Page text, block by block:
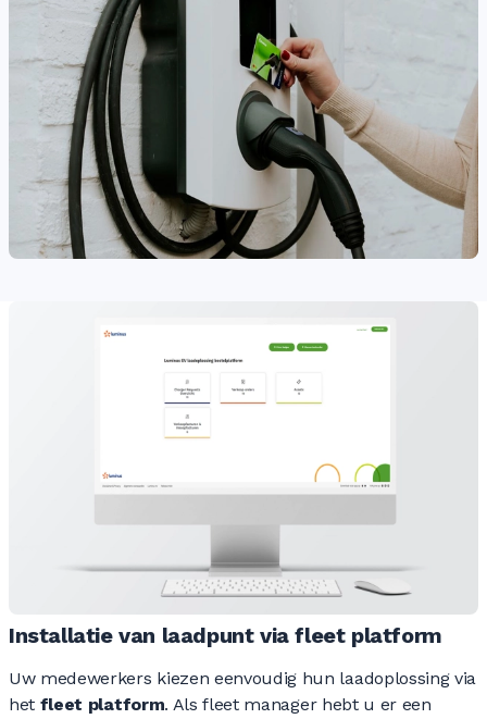
Installatie van laadpunt via fleet platform
Uw medewerkers kiezen eenvoudig hun laadoplossing via
het fleet platform. Als fleet manager hebt u er een